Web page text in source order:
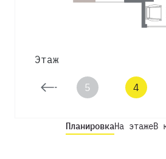
Этаж
6 5 4
ПланировкаНа этажеВ